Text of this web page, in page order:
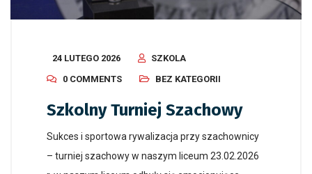
24 LUTEGO 2026
SZKOLA
0 COMMENTS
BEZ KATEGORII
Szkolny Turniej Szachowy
Sukces i sportowa rywalizacja przy szachownicy
– turniej szachowy w naszym liceum 23.02.2026